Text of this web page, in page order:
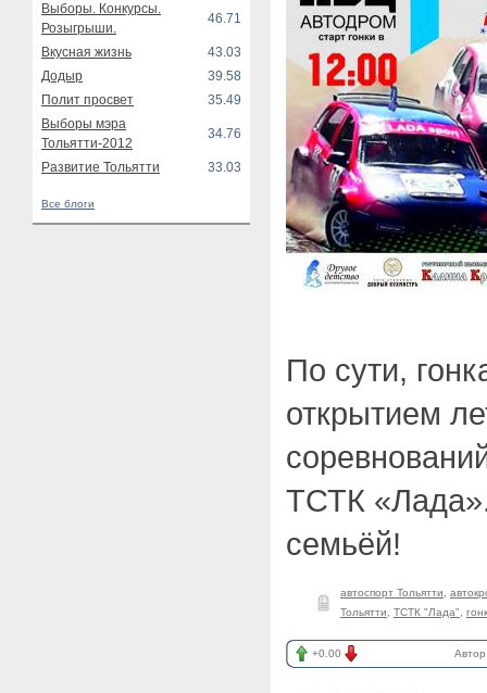
Выборы. Конкурсы.
Розыгрыши.
46.71
Вкусная жизнь
43.03
Додыр
39.58
Полит просвет
35.49
Выборы мэра
Тольятти-2012
34.76
Развитие Тольятти 33.03
Все блоги
По сути,
открытием
ТСТК
семьёй!
автоспорт Тольятти
Тольятти
ТСТК "Лада"
+0.00